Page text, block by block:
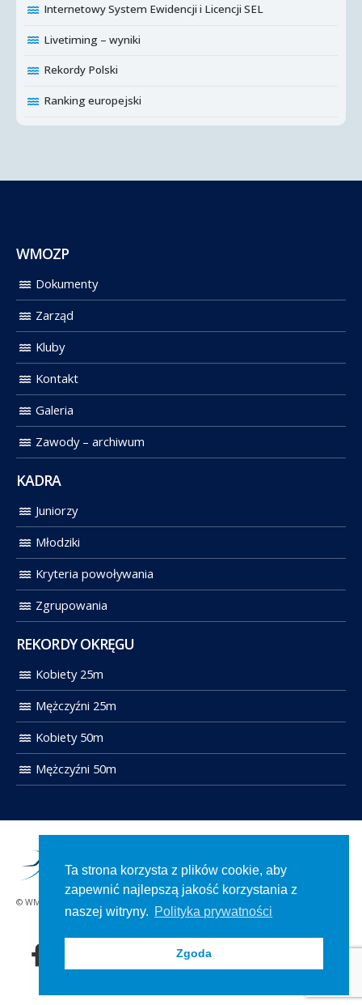
Internetowy System Ewidencji i Licencji SEL
Livetiming – wyniki
Rekordy Polski
Ranking europejski
WMOZP
Dokumenty
Zarząd
Kluby
Kontakt
Galeria
Zawody – archiwum
KADRA
Juniorzy
Młodziki
Kryteria powoływania
Zgrupowania
REKORDY OKRĘGU
Kobiety 25m
Mężczyźni 25m
Kobiety 50m
Mężczyźni 50m
© WMOZP 2021. Wszelkie prawa zastrzeżone.
Ta strona korzysta z plików cookie, aby
zapewnić najlepszą jakość korzystania z
naszej witryny. Polityka prywatności
Zgoda